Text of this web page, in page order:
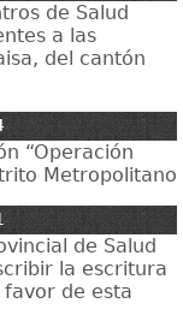
de Salud
a las
del cantón
“Operación
Metropolitano
de Salud
la escritura
de esta